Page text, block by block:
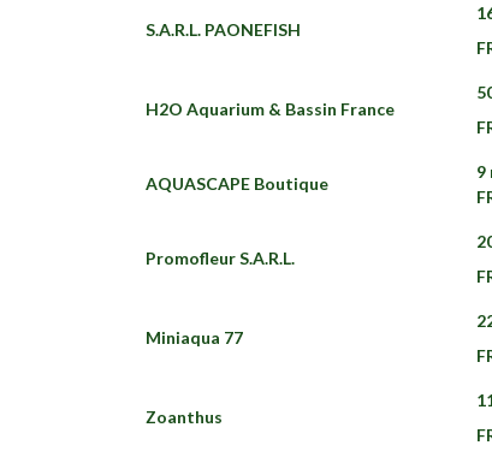
S.A.R.L. PAONEFISH
H2O Aquarium & Bassin France
AQUASCAPE Boutique
9
Promofleur S.A.R.L.
Miniaqua 77
Zoanthus